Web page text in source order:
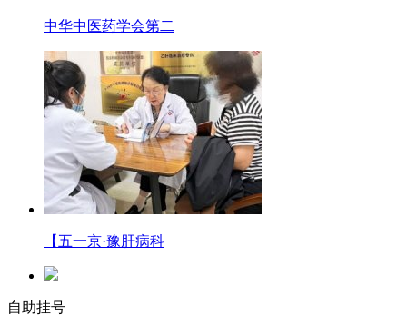
中华中医药学会第二
【五一京·豫肝病科
自助挂号